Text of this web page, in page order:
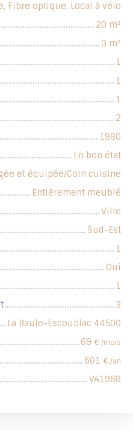
Fibre optique, Local à vélo
20 m²
3 m²
1
1
1
2
1980
En bon état
et équipée/Coin cuisine
Entièrement meublé
Ville
Sud-Est
1
Oui
1
3
La Baule-Escoublac 44500
69 € /mois
601 € /an
VA1968